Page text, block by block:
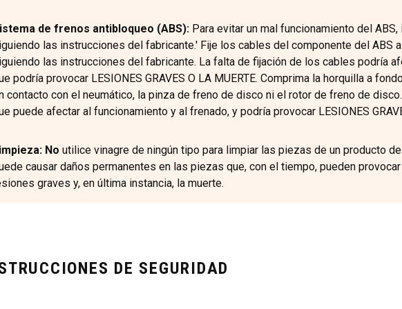
de frenos antibloqueo (ABS):Para evitar un mal funcionamiento del
las instrucciones del fabricante.' Fije los cables del componente del ABS
las instrucciones del fabricante. La falta de fijación de los cables podría
podría provocar LESIONES GRAVES O LA MUERTE. Comprima la horquilla a
contacto con el neumático, la pinza de freno de disco ni el rotor de freno de
puede afectar al funcionamiento y al frenado, y podría provocar LESIONES
No utilice vinagre de ningún tipo para limpiar las piezas de un producto
causar daños permanentes en las piezas que, con el tiempo, pueden
graves y, en última instancia, la muerte.
DE SEGURIDAD